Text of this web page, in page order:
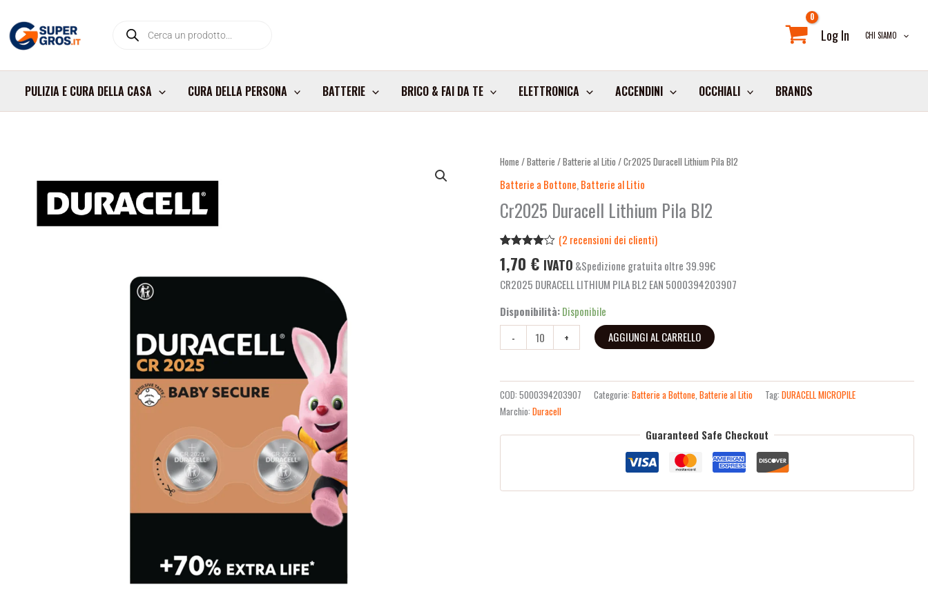
contenuto
search Log In CHI SIAMO
PULIZIA E CURA DELLA CASA CURA DELLA PERSONA BATTERIE BRICO & FAI DA TE ELETTRONICA ACCENDINI OCCHIALI BRANDS
Home /Batterie /Batterie al Litio / Cr2025 Duracell Lithium Pila Bl2
Batterie a Bottone, Batterie al Litio
Cr2025 Duracell Lithium Pila Bl2
4.00su
5 su
base di
(2 recensioni dei clienti)
1,70 € IVATO &Spedizione gratuita oltre 39.99€
CR2025 DURACELL LITHIUM PILA BL2 EAN 5000394203907
Disponibilità:Disponibile
-
Cr2025
Duracell
Lithium
Pila
quantità
+ AGGIUNGI AL CARRELLO
COD:5000394203907 Categorie:Batterie a Bottone ,Batterie al Litio Tag:DURACELL MICROPILE
Marchio:Duracell
Guaranteed Safe Checkout